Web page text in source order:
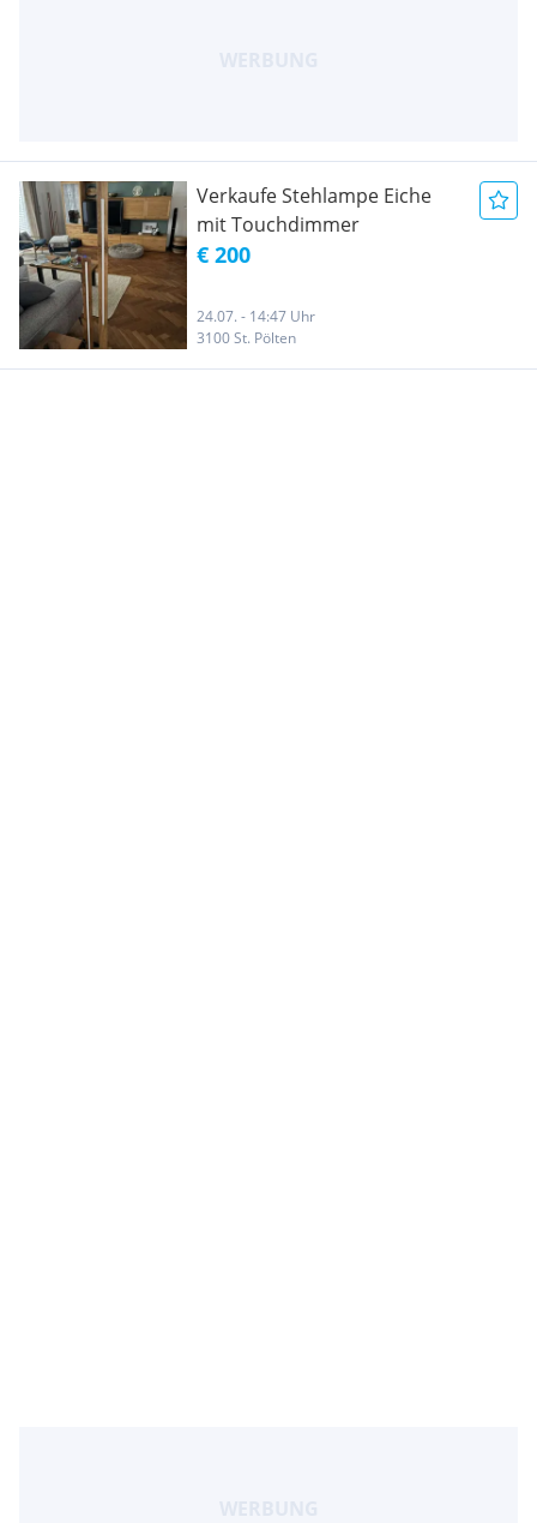
Verkaufe Stehlampe Eiche
mit Touchdimmer
€ 200
24.07. - 14:47 Uhr
3100 St. Pölten